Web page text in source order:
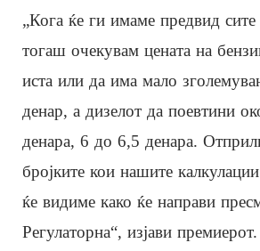
„Кога ќе ги имаме предвид
тогаш очекувам цената на
иста или да има мало
денар, а дизелот да поевтини
денара, 6 до 6,5 денара.
бројките кои нашите
ќе видиме како ќе направи
Регулаторна“, изјави премиерот.